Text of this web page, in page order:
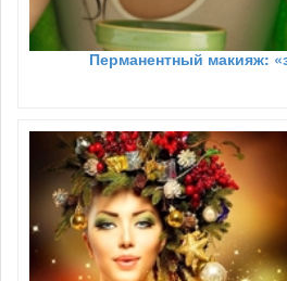
Перманентный макияж: